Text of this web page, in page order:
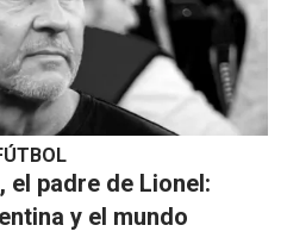
padre de Lionel:
y el mundo